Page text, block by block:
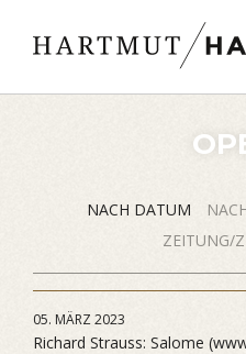
NACH DATUM
ZEITUNG/
05. MÄRZ 2023
Richard Strauss: Salome